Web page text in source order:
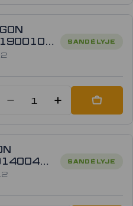
SANDĖLYJE
Sumažinti kiekį:
Padidinti
Add
SANDĖLYJE